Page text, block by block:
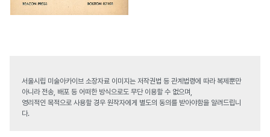
서울시립 미술아카이브 소장자료 이미지는 저작권법 등 관계법령에 따라 복제뿐만
아니라 전송, 배포 등 어떠한 방식으로도 무단 이용할 수 없으며,
영리적인 목적으로 사용할 경우 원작자에게 별도의 동의를 받아야함을 알려드립니
다.